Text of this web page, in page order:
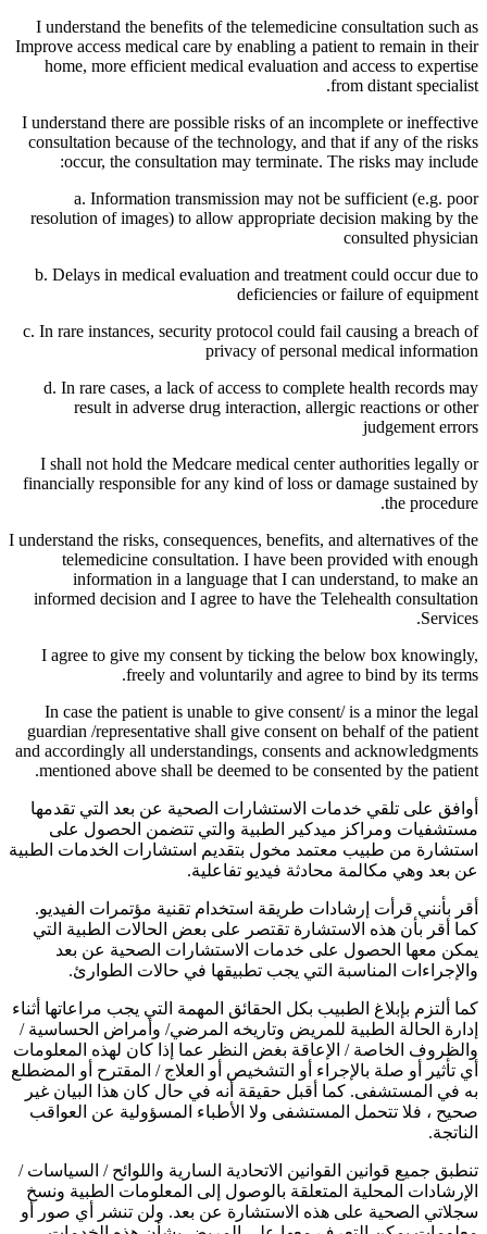
I understand the benefits of the telemedicine consultation such as
Improve access medical care by enabling a patient to remain in their
home, more efficient medical evaluation and access to expertise
from distant specialist.
I understand there are possible risks of an incomplete or ineffective
consultation because of the technology, and that if any of the risks
occur, the consultation may terminate. The risks may include:
a. Information transmission may not be sufficient (e.g. poor
resolution of images) to allow appropriate decision making by the
consulted physician
b. Delays in medical evaluation and treatment could occur due to
deficiencies or failure of equipment
c. In rare instances, security protocol could fail causing a breach of
privacy of personal medical information
d. In rare cases, a lack of access to complete health records may
result in adverse drug interaction, allergic reactions or other
judgement errors
I shall not hold the Medcare medical center authorities legally or
financially responsible for any kind of loss or damage sustained by
the procedure.
I understand the risks, consequences, benefits, and alternatives of the
telemedicine consultation. I have been provided with enough
information in a language that I can understand, to make an
informed decision and I agree to have the Telehealth consultation
Services.
I agree to give my consent by ticking the below box knowingly,
freely and voluntarily and agree to bind by its terms.
In case the patient is unable to give consent/ is a minor the legal
guardian /representative shall give consent on behalf of the patient
and accordingly all understandings, consents and acknowledgments
mentioned above shall be deemed to be consented by the patient.
أوافق على تلقي خدمات الاستشارات الصحية عن بعد التي تقدمها
مستشفيات ومراكز ميدكير الطبية والتي تتضمن الحصول على
استشارة من طبيب معتمد مخول بتقديم استشارات الخدمات الطبية
عن بعد وهي مكالمة محادثة فيديو تفاعلية.
أقر بأنني قرأت إرشادات طريقة استخدام تقنية مؤتمرات الفيديو.
كما أقر بأن هذه الاستشارة تقتصر على بعض الحالات الطبية التي
يمكن معها الحصول على خدمات الاستشارات الصحية عن بعد
والإجراءات المناسبة التي يجب تطبيقها في حالات الطوارئ.
كما ألتزم بإبلاغ الطبيب بكل الحقائق المهمة التي يجب مراعاتها أثناء
إدارة الحالة الطبية للمريض وتاريخه المرضي/ وأمراض الحساسية /
والظروف الخاصة / الإعاقة بغض النظر عما إذا كان لهذه المعلومات
أي تأثير أو صلة بالإجراء أو التشخيص أو العلاج / المقترح أو المضطلع
به في المستشفى. كما أقبل حقيقة أنه في حال كان هذا البيان غير
صحيح ، فلا تتحمل المستشفى ولا الأطباء المسؤولية عن العواقب
الناتجة.
تنطبق جميع قوانين القوانين الاتحادية السارية واللوائح / السياسات /
الإرشادات المحلية المتعلقة بالوصول إلى المعلومات الطبية ونسخ
سجلاتي الصحية على هذه الاستشارة عن بعد. ولن تنشر أي صور أو